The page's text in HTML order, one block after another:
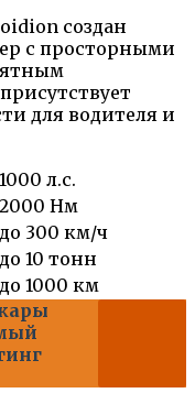
создан
с просторными
для водителя и
1000 л.с.
2000 Нм
до 300 км/ч
до 10 тонн
до 1000 км